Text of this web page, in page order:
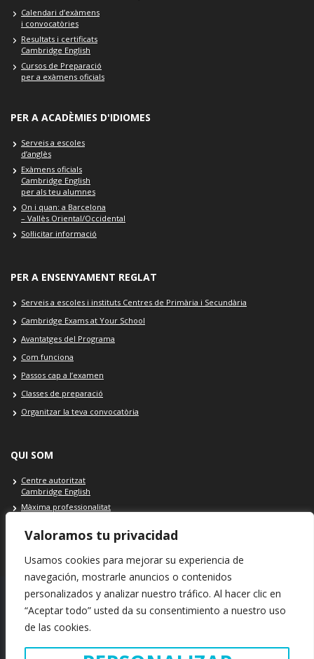
Valoramos tu privacidad
Usamos cookies para mejorar su experiencia de
navegación, mostrarle anuncios o contenidos
personalizados y analizar nuestro tráfico. Al hacer clic en
“Aceptar todo” usted da su consentimiento a nuestro uso
de las cookies.
Calendari d’exàmens
i convocatòries
Resultats i certificats
Cambridge English
Cursos de Preparació
per a exàmens oficials
PER A ACADÈMIES D'IDIOMES
Serveis a escoles
d’anglès
Exàmens oficials
Cambridge English
per als teu alumnes
On i quan: a Barcelona
– Vallès Oriental/Occidental
Sol·licitar informació
PER A ENSENYAMENT REGLAT
Serveis a escoles i instituts Centres de Primària i Secundària
Cambridge Exams at Your School
Avantatges del Programa
Com funciona
Passos cap a l’examen
Classes de preparació
Organitzar la teva convocatòria
QUI SOM
Centre autoritzat
Cambridge English
Màxima professionalitat
Contacte Cambridge School
SEU Cambridge School: Plaça Porxada, 39 · 08401 · Granollers ·
Barcelona · España
INFORMACIÓ LEGAL POLÍTICA DE COOKIES